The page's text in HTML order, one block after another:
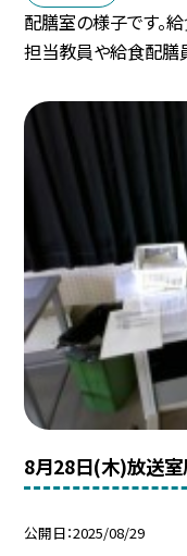
配膳室の様子です。
担当教員や給食配膳
8月28日(木)放送
公開日 2025/08/29